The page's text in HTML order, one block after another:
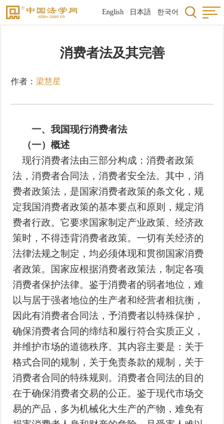
English 日本語 한국어
消费者法及其完善
作者： 梁慧星
一、我国现行消费者法
（一）概述
现行消费者法由三部分构成：消费者政策
法，消费者合同法，消费者安全法。其中，消
费者政策法，是国家消费者政策的条文化，规
定我国消费者政策的基本要点和原则，规定消
费者行政。它要求国家制定产业政策、经济政
策时，不得违背消费者政策。一切有关经济的
法律法规之制定，均必须体现和贯彻国家消费
者政策。国家应根据消费者政策法，制定各项
消费者保护法律。鉴于消费者的弱者地位，难
以与居于强者地位的生产者和经营者相抗衡，
因此有消费者合同法，予消费者以特殊保护，
确保消费者合同的缔结和履行符合实质正义，
并维护市场的道德秩序。其内容主要是：关于
格式合同的规制，关于免责条款的规制，关于
消费者合同的特殊规则。消费者合同法的目的
在于确保消费者交易的公正。鉴于现代市场交
易的产品，多为机械化大生产的产物，难免有